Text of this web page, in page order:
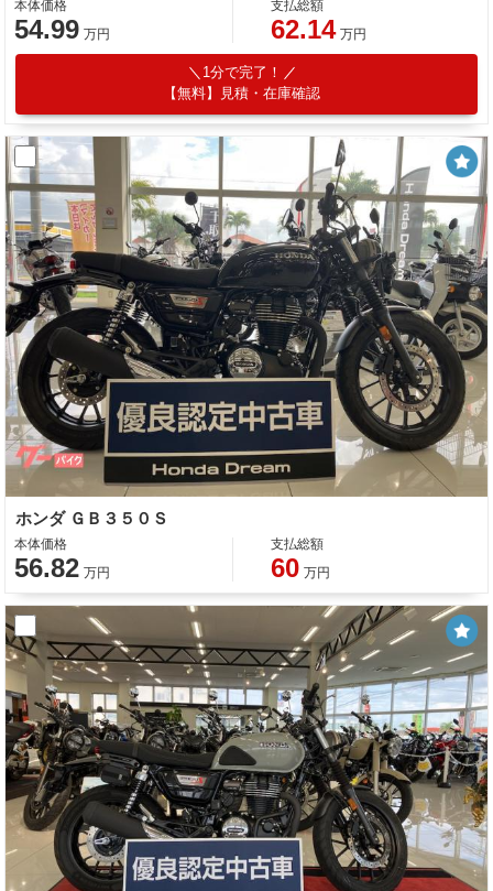
本体価格
54.99 万円
支払総額
62.14 万円
1分で完了！
【無料】見積・在庫確認
ホンダ ＧＢ３５０Ｓ
本体価格
56.82 万円
支払総額
60 万円